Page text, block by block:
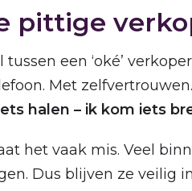
pittige
tussen een ‘oké’
Met
halen – ik kom iets
het vaak mis. Veel
Dus blijven ze veilig